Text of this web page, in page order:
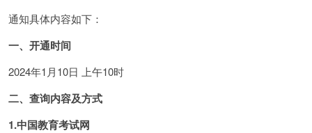
通知具体内容如下：
一、开通时间
2024年1月10日 上午10时
二、查询内容及方式
1.中国教育考试网